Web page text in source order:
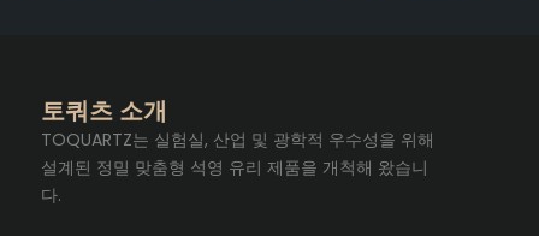
토쿼츠 소개
TOQUARTZ는 실험실, 산업 및 광학적 우수성을 위해
설계된 정밀 맞춤형 석영 유리 제품을 개척해 왔습니
다.